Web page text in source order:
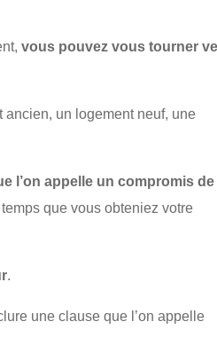
vous pouvez vous tourner
ancien, un logement neuf, une
l’on appelle un compromis de
que vous obteniez votre
.
une clause que l’on appelle